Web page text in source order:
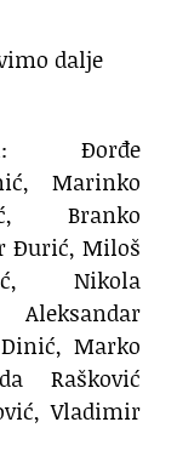
dalje
: Đorđe
Marinko
Branko
Đurić, Miloš
Nikola
Marko
Rašković
Vladimir